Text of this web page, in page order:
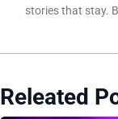
stories that stay.
Releated